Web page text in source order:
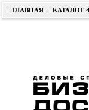
ГЛАВНАЯ КАТАЛОГ